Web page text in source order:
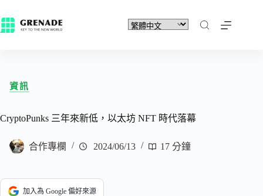
資訊
CryptoPunks 三年來新低，以太坊 NFT 時代落幕
合作專欄 2024/06/13 17 分鐘
加入為 Google 偏好來源